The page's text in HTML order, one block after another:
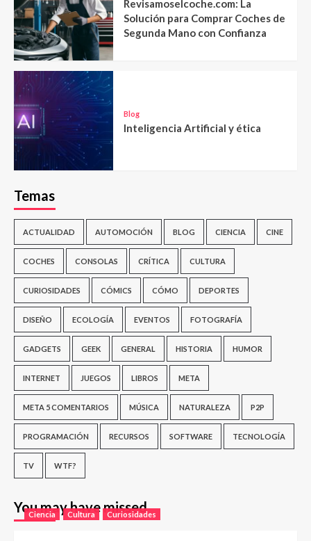
Revisamoselcoche.com: La
Solución para Comprar Coches de
Segunda Mano con Confianza
Blog
Inteligencia Artificial y ética
Temas
ACTUALIDAD AUTOMOCIÓN BLOG CIENCIA CINE
COCHES CONSOLAS CRÍTICA CULTURA
CURIOSIDADES CÓMICS CÓMO DEPORTES
DISEÑO ECOLOGÍA EVENTOS FOTOGRAFÍA
GADGETS GEEK GENERAL HISTORIA HUMOR
INTERNET JUEGOS LIBROS META
META 5 COMENTARIOS MÚSICA NATURALEZA P2P
PROGRAMACIÓN RECURSOS SOFTWARE TECNOLOGÍA
TV WTF?
You may have missed
Ciencia Cultura Curiosidades